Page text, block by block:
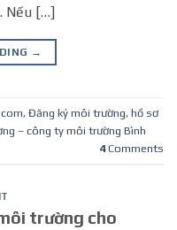
Nếu […]
→
, Đăng ký môi trường, hồ sơ
– công ty môi trường Bình
4Comments
trường cho